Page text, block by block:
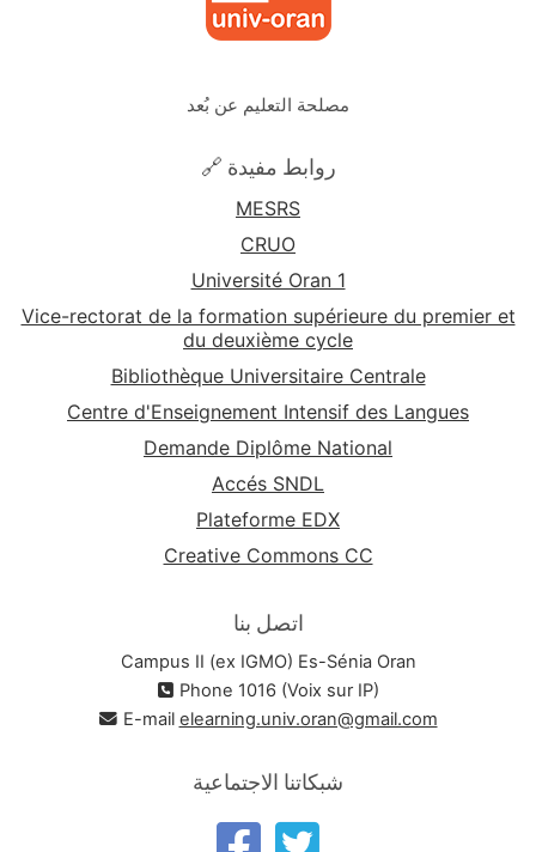
مصلحة التعليم عن بُعد
🔗 روابط مفيدة
MESRS
CRUO
Université Oran 1
Vice-rectorat de la formation supérieure du premier et
du deuxième cycle
Bibliothèque Universitaire Centrale
Centre d'Enseignement Intensif des Langues
Demande Diplôme National
Accés SNDL
Plateforme EDX
Creative Commons CC
اتصل بنا
Campus II (ex IGMO) Es-Sénia Oran
Phone 1016 (Voix sur IP)
E-mail elearning.univ.oran@gmail.com
شبكاتنا الاجتماعية